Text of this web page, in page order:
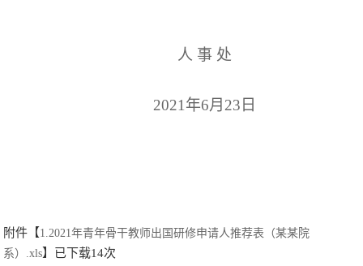
人 事 处
2021 年6月 23 日
附件【 1.2021年青年骨干教师出国研修申请人推荐表（某某院
系）.xls】已下载14次